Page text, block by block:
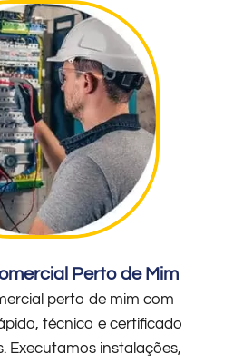
Perto de Mim
perto de mim com
técnico e certificado
Executamos instalações,